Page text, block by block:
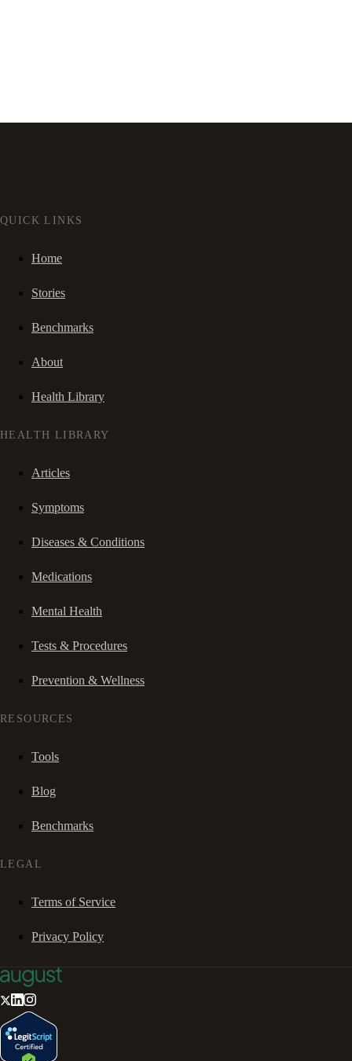
QUICK LINKS
Home
Stories
Benchmarks
About
Health Library
HEALTH LIBRARY
Articles
Symptoms
Diseases & Conditions
Medications
Mental Health
Tests & Procedures
Prevention & Wellness
RESOURCES
Tools
Blog
Benchmarks
LEGAL
Terms of Service
Privacy Policy